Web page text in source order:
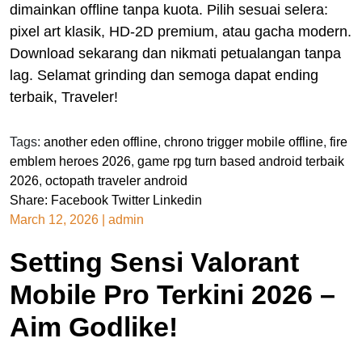
dimainkan offline tanpa kuota. Pilih sesuai selera:
pixel art klasik, HD-2D premium, atau gacha modern.
Download sekarang dan nikmati petualangan tanpa
lag. Selamat grinding dan semoga dapat ending
terbaik, Traveler!
Tags: another eden offline, chrono trigger mobile offline, fire
emblem heroes 2026, game rpg turn based android terbaik
2026, octopath traveler android
Share: Facebook Twitter Linkedin
March 12, 2026
admin
Setting Sensi Valorant
Mobile Pro Terkini 2026 –
Aim Godlike!